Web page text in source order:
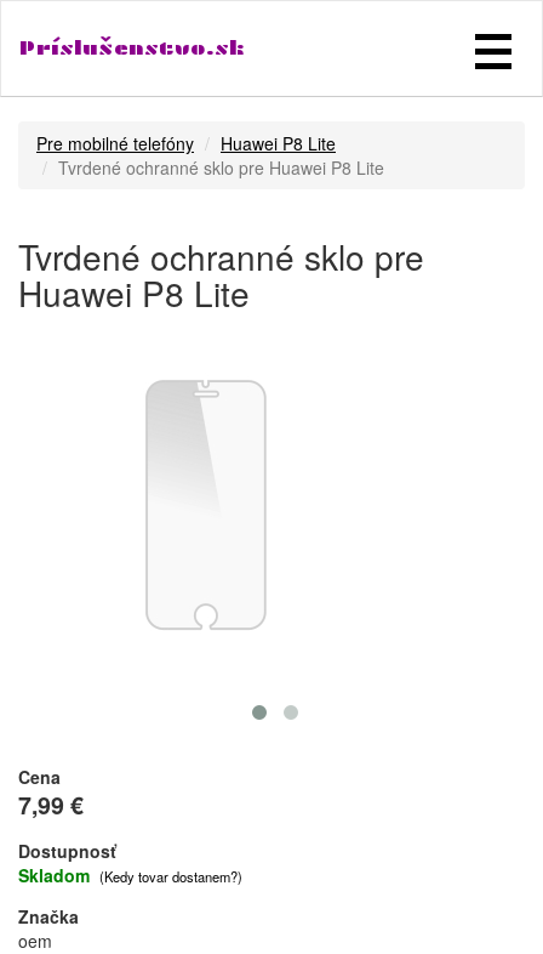
Príslušenstvo.sk
Pre mobilné telefóny
Huawei P8 Lite
Tvrdené ochranné sklo pre Huawei P8 Lite
Tvrdené ochranné sklo pre
Huawei P8 Lite
Cena
7,99 €
Dostupnosť
Skladom (Kedy tovar dostanem?)
Značka
oem